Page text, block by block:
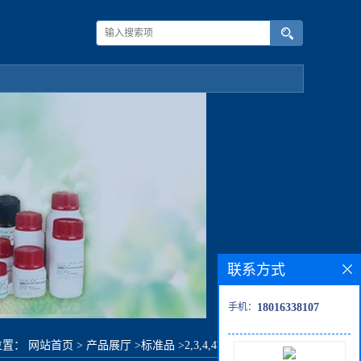
： 网站首页 > 产品展厅 >标准品 >2,3,4,4',5-五氯联苯-D4
联系方式
手机： 18016338107